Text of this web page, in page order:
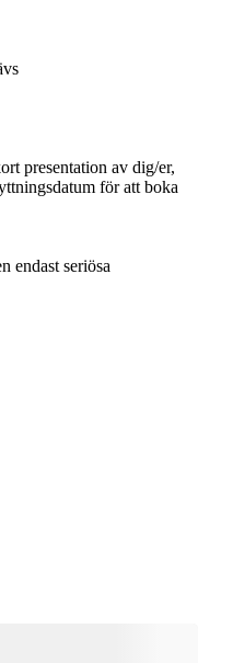
presentation av dig/er,
för att boka
endast seriösa